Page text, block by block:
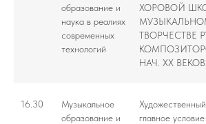
образование и
наука в реалиях
современных
технологий
ХОРОВОЙ
ТВОРЧЕСТВЕ
НАЧ. XX ВЕКОВ
16.30
Музыкальное
образование и
главное